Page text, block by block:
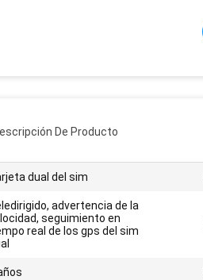
De Producto
dual del sim
advertencia de la
seguimiento en
real de los gps del sim